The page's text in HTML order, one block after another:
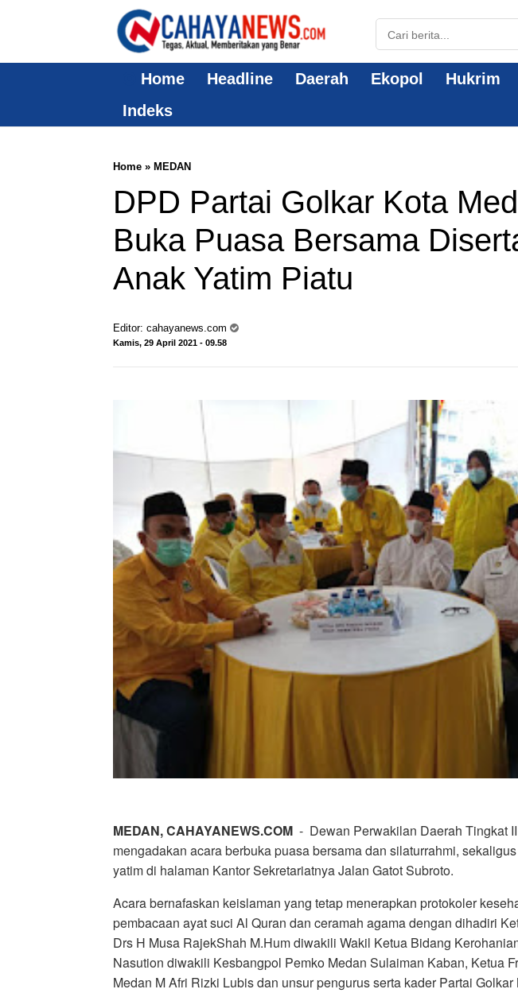
Home Headline Daerah Ekopol Hukrim
Indeks
Home » MEDAN
DPD Partai Golkar Kota
Buka Puasa Bersama
Anak Yatim Piatu
Editor: cahayanews.com
Kamis, 29 April 2021 - 09.58
MEDAN, CAHAYANEWS.COM - Dewan Perwakilan Daerah Tingkat
mengadakan acara berbuka puasa bersama dan silaturrahmi,
yatim di halaman Kantor Sekretariatnya Jalan Gatot Subroto.
Acara bernafaskan keislaman yang tetap menerapkan protokoler
pembacaan ayat suci Al Quran dan ceramah agama dengan dihadiri
Drs H Musa RajekShah M.Hum diwakili Wakil Ketua Bidang
Nasution diwakili Kesbangpol Pemko Medan Sulaiman Kaban, Ketua
Medan M Afri Rizki Lubis dan unsur pengurus serta kader Partai